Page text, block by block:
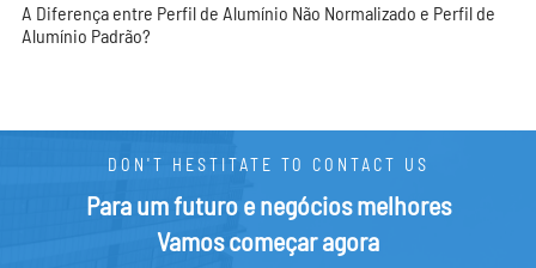
A Diferença entre Perfil de Alumínio Não Normalizado e Perfil de
Alumínio Padrão?
DON'T HESTITATE TO CONTACT US
Para um futuro e negócios melhores
Vamos começar agora